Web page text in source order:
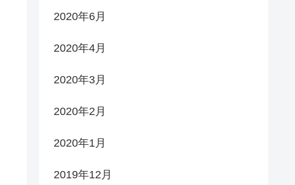
2020年6月
2020年4月
2020年3月
2020年2月
2020年1月
2019年12月